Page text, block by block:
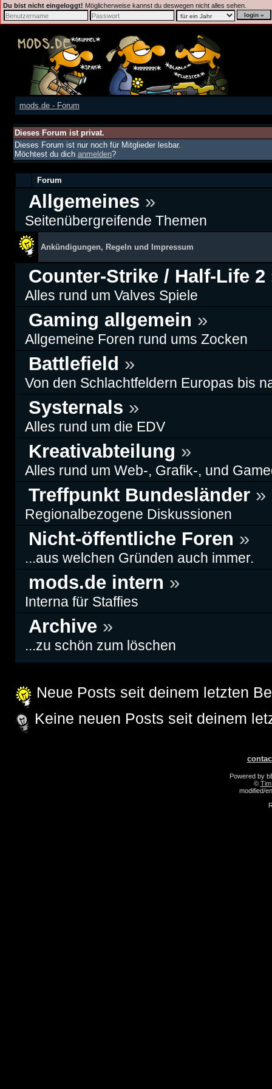
Du bist nicht eingeloggt! Möglicherweise kannst du deswegen nicht alles sehen.
mods.de - Forum
Dieses Forum ist privat.
Dieses Forum ist nur noch für Mitglieder lesbar.
Möchtest du dich anmelden?
Forum
Allgemeines »
Seitenübergreifende Themen
Ankündigungen, Regeln und Impressum
Counter-Strike / Half-Life 2
Alles rund um Valves Spiele
Gaming allgemein »
Allgemeine Foren rund ums Zocken
Battlefield »
Von den Schlachtfeldern Europas bis
Systernals »
Alles rund um die EDV
Kreativabteilung »
Alles rund um Web-, Grafik-, und
Treffpunkt Bundesländer »
Regionalbezogene Diskussionen
Nicht-öffentliche Foren »
...aus welchen Gründen auch immer.
mods.de intern »
Interna für Staffies
Archive »
...zu schön zum löschen
Neue Posts seit deinem letzten
Keine neuen Posts seit deinem
Powered by
©
modified/